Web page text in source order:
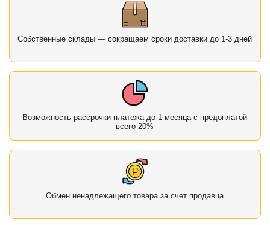
Собственные склады — сокращаем сроки доставки до 1-3 дней
Возможность рассрочки платежа до 1 месяца с предоплатой
всего 20%
Обмен ненадлежащего товара за счет продавца